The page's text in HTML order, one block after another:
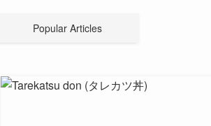
Popular Articles